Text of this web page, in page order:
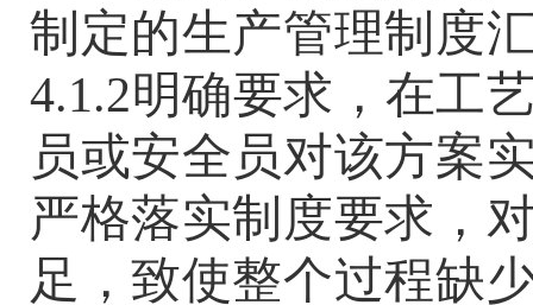
制定的生产管理制度
4.1.2明确要求，在工
员或安全员对该方案
严格落实制度要求，
足，致使整个过程缺